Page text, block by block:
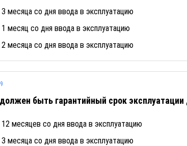
3 месяца со дня ввода в эксплуатацию
1 месяц со дня ввода в эксплуатацию
2 месяца со дня ввода в эксплуатацию
быть гарантийный срок эксплуатации
12 месяцев со дня ввода в эксплуатацию
3 месяца со дня ввода в эксплуатацию